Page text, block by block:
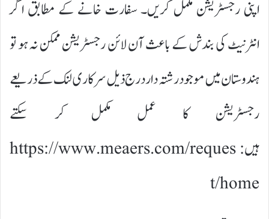
اپنی رجسٹریشن مکمل کریں۔ سفارت خانے کے مطابق اگر
انٹرنیٹ کی بندش کے باعث آن لائن رجسٹریشن ممکن نہ ہو تو
ہندوستان میں موجود رشتہ دار درج ذیل سرکاری لنک کے ذریعے
رجسٹریشن کا عمل مکمل کر سکتے
ہیں: https://www.meaers.com/reques
t/home